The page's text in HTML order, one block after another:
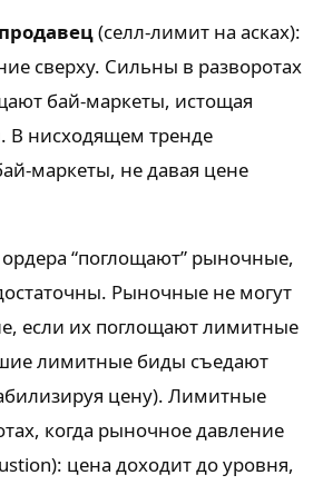
(селл-лимит на асках):
сверху. Сильны в разворотах
бай-маркеты, истощая
В нисходящем тренде
маркеты, не давая цене
“поглощают” рыночные,
Рыночные не могут
если их поглощают лимитные
лимитные биды съедают
цену). Лимитные
когда рыночное давление
цена доходит до уровня,